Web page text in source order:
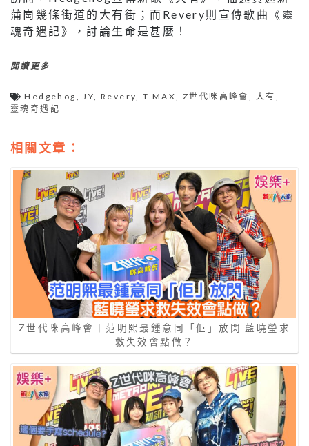
蒲崗幾條街道的大有街；而Revery則宣傳歌曲《靈
魂奇遇記》，討論生命是甚麼！
閱讀更多
Hedgehog ,JY,Revery,T.MAX,Z世代咪高峰會 , 大有 ,
靈魂奇遇記
相關文章：
Z世代咪高峰會丨范明熙最鍾意同「佢」放閃 藍曉瑩求
救失效會點做？